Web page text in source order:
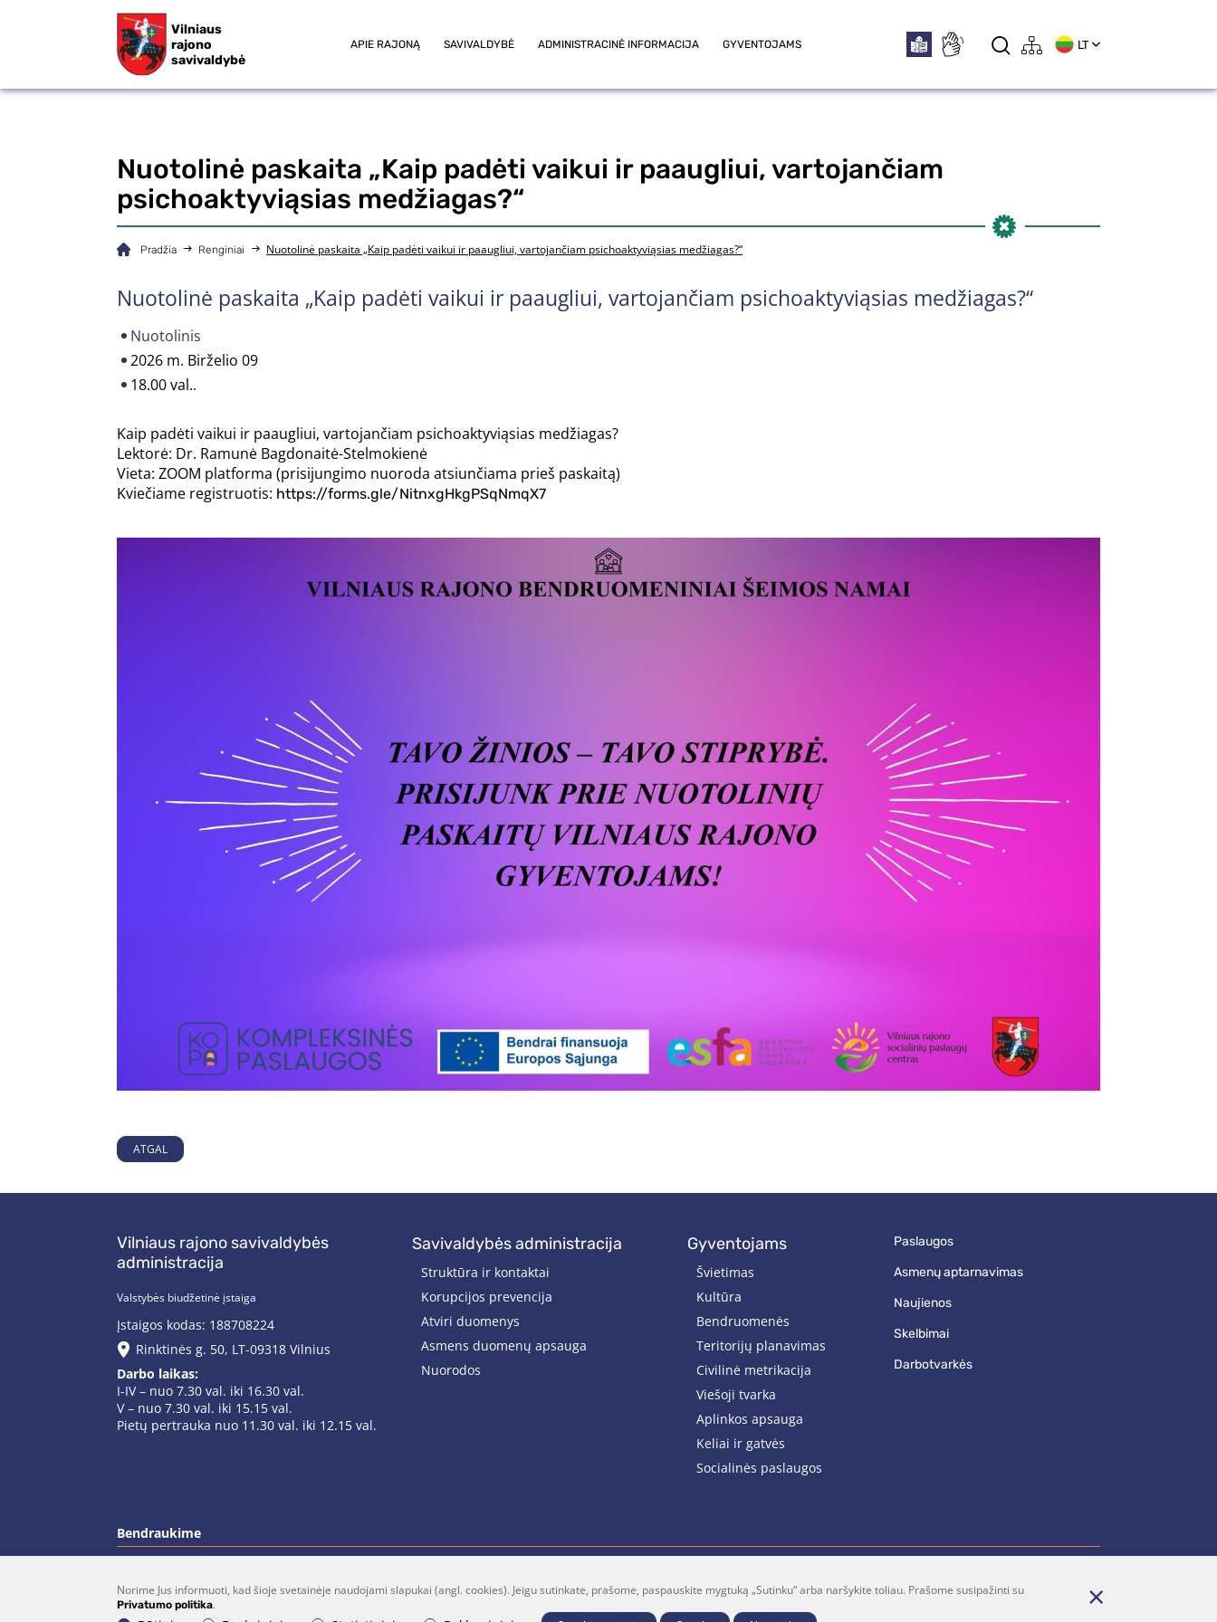
Vilniaus
rajono
savivaldybė
APIE RAJONĄ SAVIVALDYBĖ ADMINISTRACINĖ INFORMACIJA GYVENTOJAMS LT
Nuotolinė paskaita „Kaip padėti vaikui ir paaugliui, vartojančiam
psichoaktyviąsias medžiagas?“
Pradžia Renginiai Nuotolinė paskaita „Kaip padėti vaikui ir paaugliui, vartojančiam psichoaktyviąsias medžiagas?“
Nuotolinė paskaita „Kaip padėti vaikui ir paaugliui, vartojančiam psichoaktyviąsias medžiagas?“
Nuotolinis
2026 m. Birželio 09
18.00 val..
Kaip padėti vaikui ir paaugliui, vartojančiam psichoaktyviąsias medžiagas?
Lektorė: Dr. Ramunė Bagdonaitė-Stelmokienė
Vieta: ZOOM platforma (prisijungimo nuoroda atsiunčiama prieš paskaitą)
Kviečiame registruotis: https://forms.gle/NitnxgHkgPSqNmqX7
ATGAL
Vilniaus rajono savivaldybės
administracija
Valstybės biudžetinė įstaiga
Įstaigos kodas: 188708224
Rinktinės g. 50, LT-09318 Vilnius
Darbo laikas:
I-IV – nuo 7.30 val. iki 16.30 val.
V – nuo 7.30 val. iki 15.15 val.
Pietų pertrauka nuo 11.30 val. iki 12.15 val.
savivaldybės administracija
Struktūra ir kontaktai
Korupcijos prevencija
Atviri duomenys
Asmens duomenų apsauga
Nuorodos
gyventojams
Švietimas
Kultūra
Bendruomenės
Teritorijų planavimas
Civilinė metrikacija
Viešoji tvarka
Aplinkos apsauga
Keliai ir gatvės
Socialinės paslaugos
paslaugos
asmenų aptarnavimas
naujienos
skelbimai
darbotvarkės
Bendraukime
(0 5)  275 1990 vrsa@vrsa.lt Facebook Youtube Prenumerata Parašykite mums
Norime Jus informuoti, kad šioje svetainėje naudojami slapukai (angl. cookies). Jeigu sutinkate, prašome, paspauskite mygtuką „Sutinku“ arba naršykite toliau. Prašome susipažinti su
Privatumo politika.